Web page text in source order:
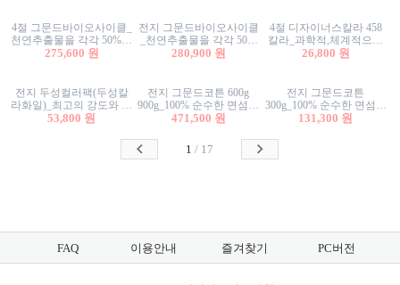
4절 그문드바이오사이클_
천연추출물을 각각 50%이
상 함유한 친환경그래픽
275,600 원
전지 그문드바이오사이클
_천연추출물을 각각 50%
이상 함유한 친환경그래
280,900 원
4절 디자이너스칼라 458
칼라_과학적,체계적으로
분류된 200색을 갖춘 색지
26,800 원
전지 두성컬러팩(두성칼
라화일)_최고의 강도와 평
활성을 지닌 다양한 컬러
53,800 원
전지 그문드코튼 600g
900g_100% 순수한 면섬유
로 만든 친환경프리미엄
471,500 원
전지 그문드코튼
300g_100% 순수한 면섬유
로 만든 친환경프리미엄
131,300 원
1 / 17
FAQ 이용안내 즐겨찾기 PC버전